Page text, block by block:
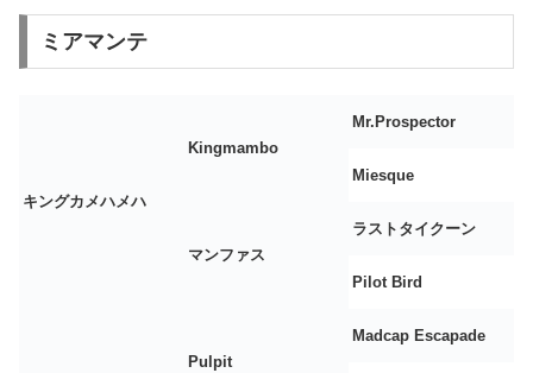
ミアマンテ
キングカメハメハ
Kingmambo
Mr.Prospector
Miesque
マンファス
ラストタイクーン
Pilot Bird
Pulpit
Madcap Escapade